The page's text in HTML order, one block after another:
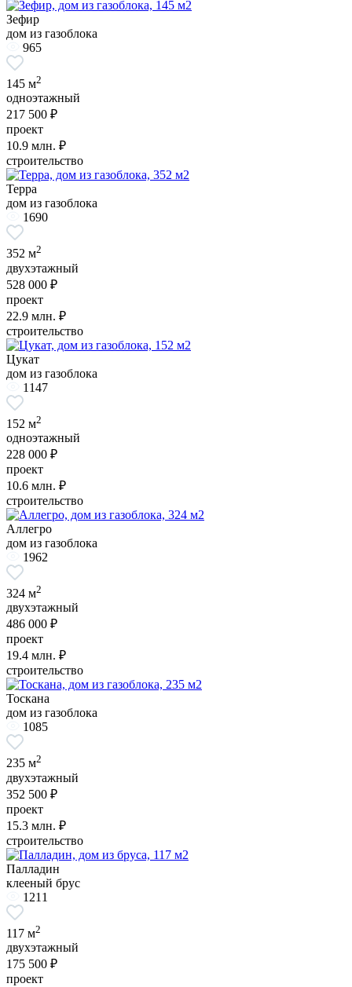
Зефир
дом из газоблока
965
145 м2
одноэтажный
217 500 ₽
проект
10.9 млн. ₽
строительство
Терра
дом из газоблока
1690
352 м2
двухэтажный
528 000 ₽
проект
22.9 млн. ₽
строительство
Цукат
дом из газоблока
1147
152 м2
одноэтажный
228 000 ₽
проект
10.6 млн. ₽
строительство
Аллегро
дом из газоблока
1962
324 м2
двухэтажный
486 000 ₽
проект
19.4 млн. ₽
строительство
Тоскана
дом из газоблока
1085
235 м2
двухэтажный
352 500 ₽
проект
15.3 млн. ₽
строительство
Палладин
клееный брус
1211
117 м2
двухэтажный
175 500 ₽
проект